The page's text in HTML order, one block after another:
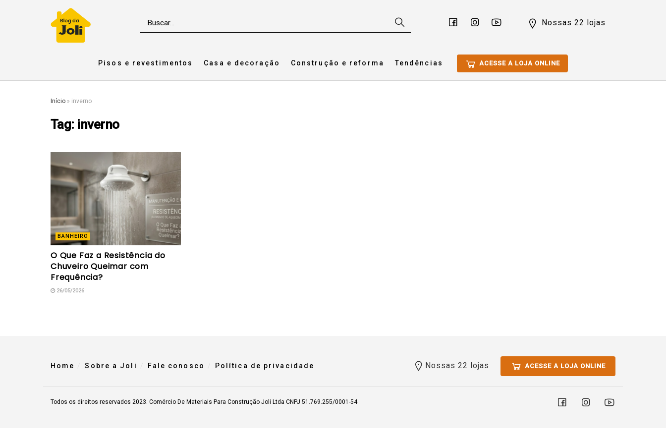
Nossas 22 lojas
Pisos e revestimentos Casa e decoração Construção e reforma Tendências ACESSE A LOJA ONLINE
Início » inverno
Tag: inverno
BANHEIRO
O Que Faz a Resistência do
Chuveiro Queimar com
Frequência?
26/05/2026
Home Sobre a Joli Fale conosco Política de privacidade Nossas 22 lojas ACESSE A LOJA ONLINE
Todos os direitos reservados 2023. Comércio De Materiais Para Construção Joli Ltda CNPJ 51.769.255/0001-54